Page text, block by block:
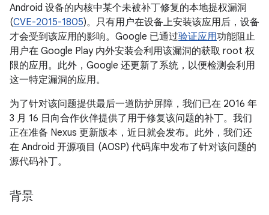
Android 设备的内核中某个未被补丁修复的本地提权漏洞
(CVE-2015-1805)。只有用户在设备上安装该应用后，设备
才会受到该应用的影响。Google 已通过验证应用功能阻止
用户在 Google Play 内外安装会利用该漏洞的获取 root 权
限的应用。此外，Google 还更新了系统，以便检测会利用
这一特定漏洞的应用。
为了针对该问题提供最后一道防护屏障，我们已在 2016 年
3 月 16 日向合作伙伴提供了用于修复该问题的补丁。我们
正在准备 Nexus 更新版本，近日就会发布。此外，我们还
在 Android 开源项目 (AOSP) 代码库中发布了针对该问题的
源代码补丁。
背景